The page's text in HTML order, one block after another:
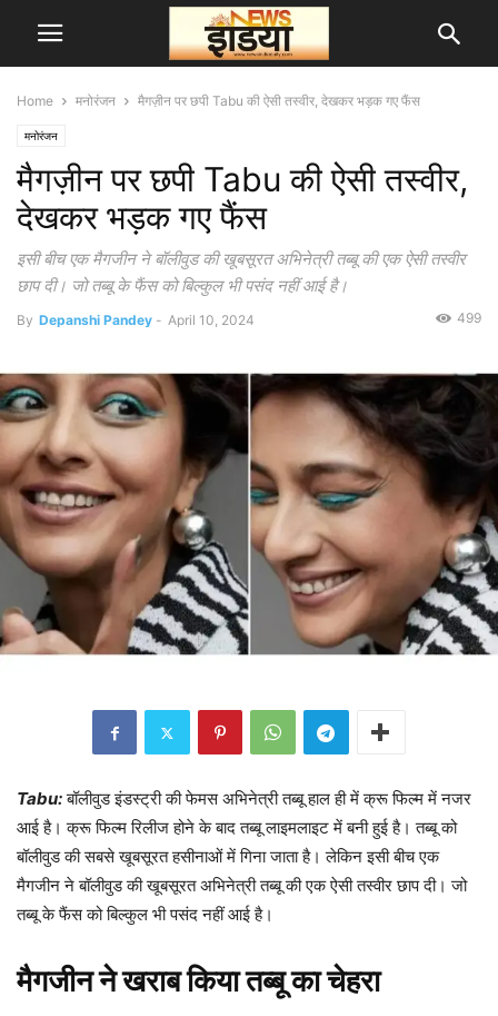
Home मनोरंजन मैगज़ीन पर छपी Tabu की ऐसी तस्वीर, देखकर भड़क गए फैंस
मनोरंजन
मैगज़ीन पर छपी Tabu की ऐसी तस्वीर,
देखकर भड़क गए फैंस
इसी बीच एक मैगजीन ने बॉलीवुड की खूबसूरत अभिनेत्री तब्बू की एक ऐसी तस्वीर
छाप दी। जो तब्बू के फैंस को बिल्कुल भी पसंद नहीं आई है।
By Depanshi Pandey - April 10, 2024 499
Tabu: बॉलीवुड इंडस्ट्री की फेमस अभिनेत्री तब्बू हाल ही में क्रू फिल्म में नजर
आई है। क्रू फिल्म रिलीज होने के बाद तब्बू लाइमलाइट में बनी हुई है। तब्बू को
बॉलीवुड की सबसे खूबसूरत हसीनाओं में गिना जाता है। लेकिन इसी बीच एक
मैगजीन ने बॉलीवुड की खूबसूरत अभिनेत्री तब्बू की एक ऐसी तस्वीर छाप दी। जो
तब्बू के फैंस को बिल्कुल भी पसंद नहीं आई है।
मैगजीन ने खराब किया तब्बू का चेहरा